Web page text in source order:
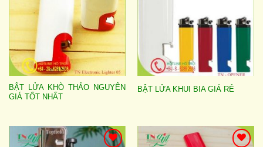
BẬT LỬA KHÒ THẢO NGUYÊN
GIÁ TỐT NHẤT
BẬT LỬA KHUI BIA GIÁ RẺ